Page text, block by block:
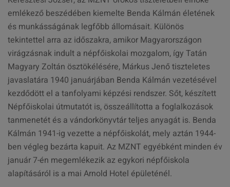
emlékező beszédében kiemelte Benda Kálmán életének
és munkásságának legfőbb állomásait. Különös
tekintettel arra az időszakra, amikor Magyarországon
virágzásnak indult a népfőiskolai mozgalom, így Tatán
Magyary Zoltán ösztökélésére, Márkus Jenő tiszteletes
javaslatára 1940 januárjában Benda Kálmán vezetésével
kezdődött el a tanfolyami képzési rendszer. Sőt, készített
Népfőiskolai útmutatót is, összeállította a foglalkozások
tanmenetét és a vándorkönyvtár teljes anyagát is. Benda
Kálmán 1941-ig vezette a népfőiskolát, mely aztán 1944-
ben végleg bezárta kapuit. Az MZNT egyébként minden év
január 7-én megemlékezik az egykori népfőiskola
alapításáról is a mai Arnold Hotel épületénél.